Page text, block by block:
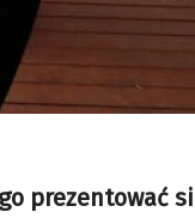
prezentować